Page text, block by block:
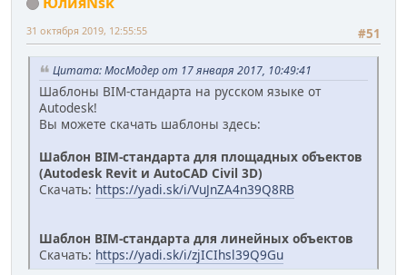
#51
31 октября 2019, 12:55:55
Цитата: МосМодер от 17 января 2017, 10:49:41
Шаблоны BIM-стандарта на русском языке от
Autodesk!
Вы можете скачать шаблоны здесь:
Шаблон BIM-стандарта для площадных объектов
(Autodesk Revit и AutoCAD Civil 3D)
Скачать: https://yadi.sk/i/VuJnZA4n39Q8RB
Шаблон BIM-стандарта для линейных объектов
Скачать: https://yadi.sk/i/zjICIhsl39Q9Gu